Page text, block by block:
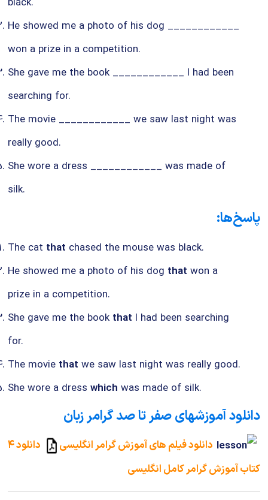
He showed me a photo of his dog ____________
won a prize in a competition.
She gave me the book ____________ I had been
searching for.
The movie ____________ we saw last night was
really good.
She wore a dress ____________ was made of
silk.
پاسخ‌ها:
The cat that chased the mouse was black.
He showed me a photo of his dog that won a
prize in a competition.
She gave me the book that I had been searching
for.
The movie that we saw last night was really good.
She wore a dress which was made of silk.
دانلود آموزشهای صفر تا صد گرامر زبان
دانلود فیلم های آموزش گرامر انگلیسی
دانلود ۴
کتاب آموزش گرامر کامل انگلیسی